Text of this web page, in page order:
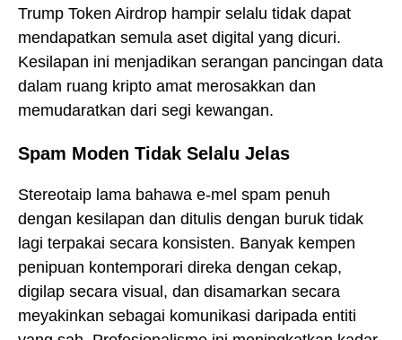
Trump Token Airdrop hampir selalu tidak dapat
mendapatkan semula aset digital yang dicuri.
Kesilapan ini menjadikan serangan pancingan data
dalam ruang kripto amat merosakkan dan
memudaratkan dari segi kewangan.
Spam Moden Tidak Selalu Jelas
Stereotaip lama bahawa e-mel spam penuh
dengan kesilapan dan ditulis dengan buruk tidak
lagi terpakai secara konsisten. Banyak kempen
penipuan kontemporari direka dengan cekap,
digilap secara visual, dan disamarkan secara
meyakinkan sebagai komunikasi daripada entiti